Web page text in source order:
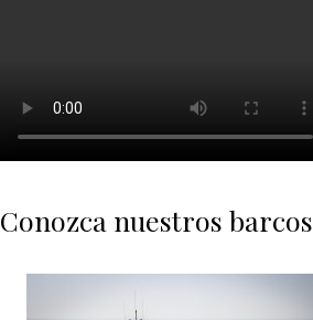
Conozca nuestros barcos